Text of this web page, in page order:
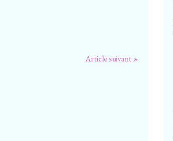
Article suivant »